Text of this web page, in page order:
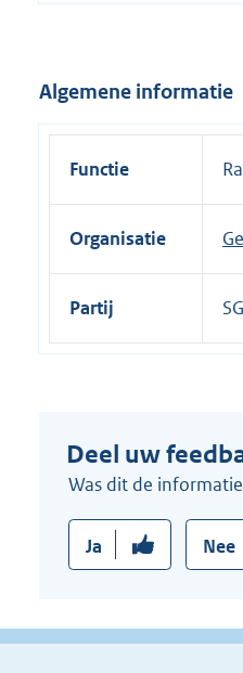
e
l
Algemene informatie
Functie
Organisatie
Partij
Deel uw
Was dit de
Ja Nee